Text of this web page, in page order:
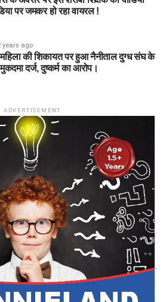
पर जमकर हो रहा वायरल !
years ago
की शिकायत पर हुआ नैनीताल दुग्ध संघ के
दर्ज, दुष्कर्म का आरोप।
ADVERTISEMENT